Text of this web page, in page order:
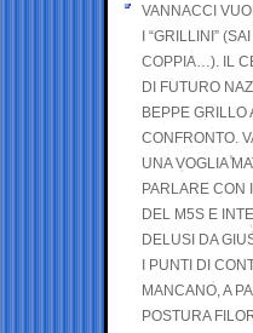
VANNACCI
I “GRILLINI”
COPPIA…). IL
DI FUTURO
BEPPE GRILLO
CONFRONTO.
UNA VOGLIA
PARLARE CON
DEL M5S E
DELUSI DA
I PUNTI DI
MANCANO, A
POSTURA